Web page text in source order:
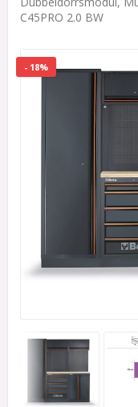
C45PRO 2.0 BW
- 18%